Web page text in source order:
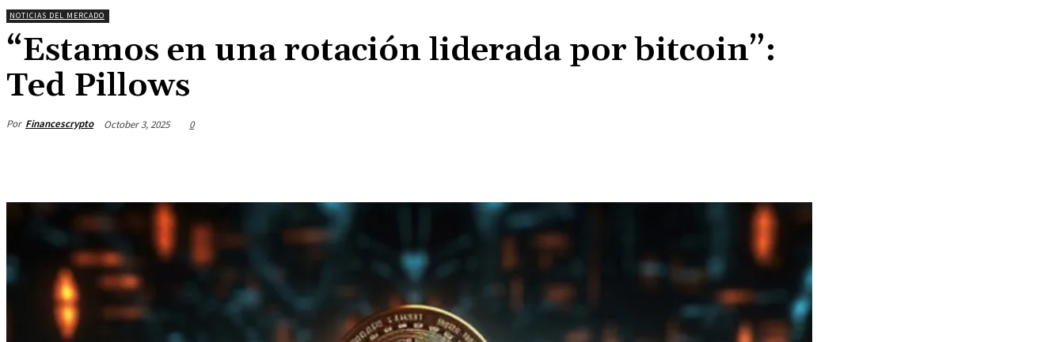
NOTICIAS DEL MERCADO
“Estamos en una rotación liderada por bitcoin”:
Ted Pillows
Por Financescrypto October 3, 2025 0